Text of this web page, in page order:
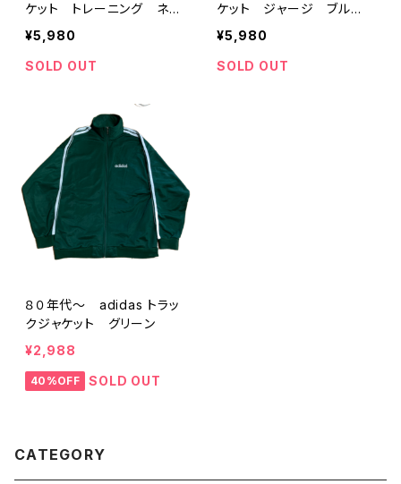
ケット トレーニング ネイ
ビー ロゴ
¥5,980
SOLD OUT
ケット ジャージ ブル
ー
¥5,980
SOLD OUT
８０年代～ adidas トラッ
クジャケット グリーン
¥2,988
40%OFF SOLD OUT
CATEGORY